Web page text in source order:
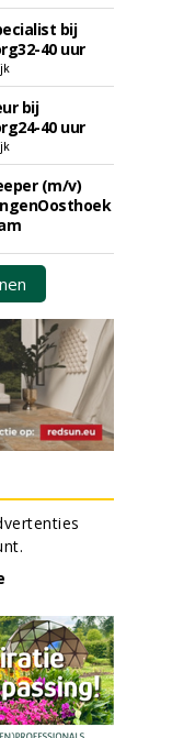
bij
40 uur
bij
40 uur
(m/v)